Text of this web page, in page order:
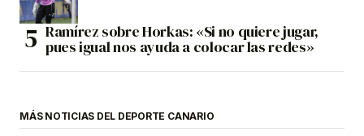
Ramírez sobre Horkas: «Si no quiere jugar,
pues igual nos ayuda a colocar las redes»
MÁS NOTICIAS DEL DEPORTE CANARIO